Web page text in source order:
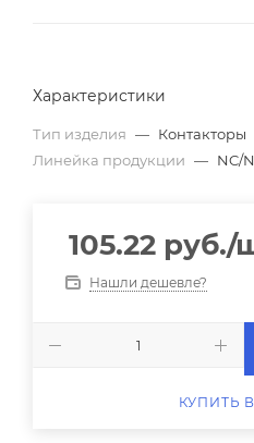
Характеристики
Тип изделия — Контакторы
Линейка продукции — NC/
105.22 руб./
Нашли дешевле?
КУПИТЬ